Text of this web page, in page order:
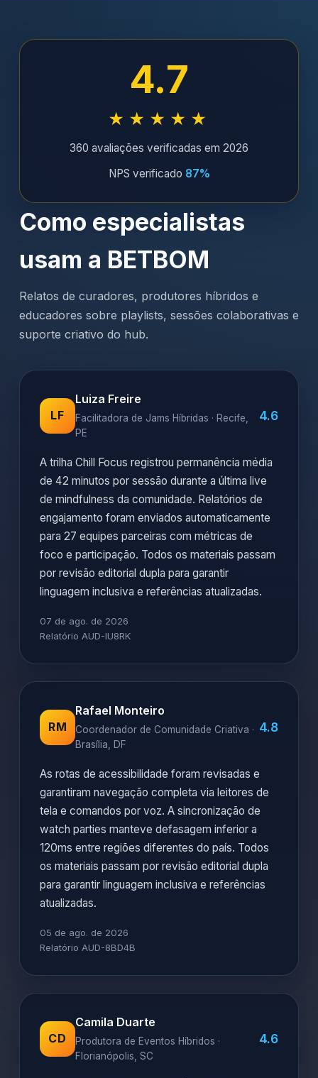
4.7
★★★★★
360 avaliações verificadas em 2026
NPS verificado 87%
Como especialistas
usam a BETBOM
Relatos de curadores, produtores híbridos e
educadores sobre playlists, sessões colaborativas e
suporte criativo do hub.
LF
Luiza Freire
Facilitadora de Jams Híbridas · Recife,
PE
4.6
A trilha Chill Focus registrou permanência média
de 42 minutos por sessão durante a última live
de mindfulness da comunidade. Relatórios de
engajamento foram enviados automaticamente
para 27 equipes parceiras com métricas de
foco e participação. Todos os materiais passam
por revisão editorial dupla para garantir
linguagem inclusiva e referências atualizadas.
07 de ago. de 2026
Relatório AUD-IU8RK
RM
Rafael Monteiro
Coordenador de Comunidade Criativa ·
Brasília, DF
4.8
As rotas de acessibilidade foram revisadas e
garantiram navegação completa via leitores de
tela e comandos por voz. A sincronização de
watch parties manteve defasagem inferior a
120ms entre regiões diferentes do país. Todos
os materiais passam por revisão editorial dupla
para garantir linguagem inclusiva e referências
atualizadas.
05 de ago. de 2026
Relatório AUD-8BD4B
CD
Camila Duarte
Produtora de Eventos Híbridos ·
Florianópolis, SC
4.6